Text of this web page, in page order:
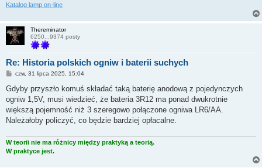
Katalog lamp on-line
Thereminator
6250...9374 posty
Re: Historia polskich ogniw i baterii suchych
P
s
czw, 31 lipca 2025, 15:04
Gdyby przyszło komuś składać taką baterię anodową z pojedynczych
ogniw 1,5V, musi wiedzieć, że bateria 3R12 ma ponad dwukrotnie
większą pojemność niż 3 szeregowo połączone ogniwa LR6/AA.
Należałoby policzyć, co będzie bardziej opłacalne.
W teorii nie ma różnicy między praktyką a teorią.
W praktyce jest.